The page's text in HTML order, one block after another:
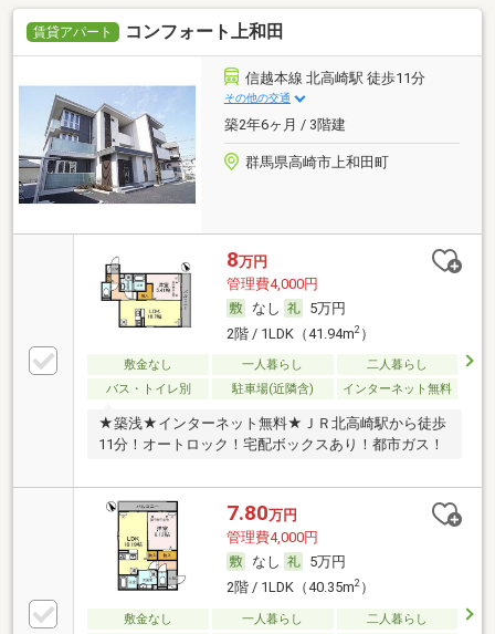
賃貸アパート コンフォート上和田
信越本線 北高崎駅 徒歩11分
その他の交通
築2年6ヶ月 / 3階建
群馬県高崎市上和田町
8万円
管理費4,000円
なし
5万円
2階 / 1LDK（41.94m2）
敷金なし 一人暮らし
二人暮らし
バス・トイレ別
駐車場(近隣含) インターネット無料
★築浅★インターネット無料★ＪＲ北高崎駅から徒歩
11分！オートロック！宅配ボックスあり！都市ガス！
7.80万円
管理費4,000円
なし
5万円
2階 / 1LDK（40.35m2）
敷金なし 一人暮らし
二人暮らし